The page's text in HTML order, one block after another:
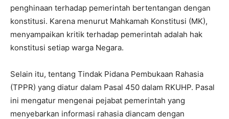
penghinaan terhadap pemerintah bertentangan dengan
konstitusi. Karena menurut Mahkamah Konstitusi (MK),
menyampaikan kritik terhadap pemerintah adalah hak
konstitusi setiap warga Negara.
Selain itu, tentang Tindak Pidana Pembukaan Rahasia
(TPPR) yang diatur dalam Pasal 450 dalam RKUHP. Pasal
ini mengatur mengenai pejabat pemerintah yang
menyebarkan informasi rahasia diancam dengan